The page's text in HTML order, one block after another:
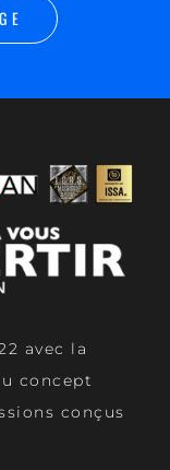
avec la
concept
conçus